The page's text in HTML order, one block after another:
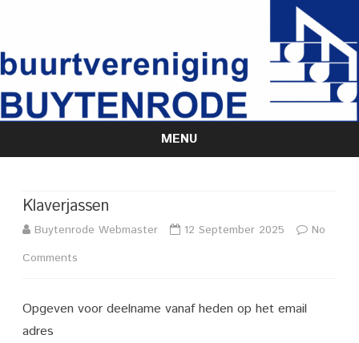
MENU
Skip
Klaverjassen
Buytenrode Webmaster 12 September 2025
No
Comments
Opgeven voor deelname vanaf heden op het email
adres